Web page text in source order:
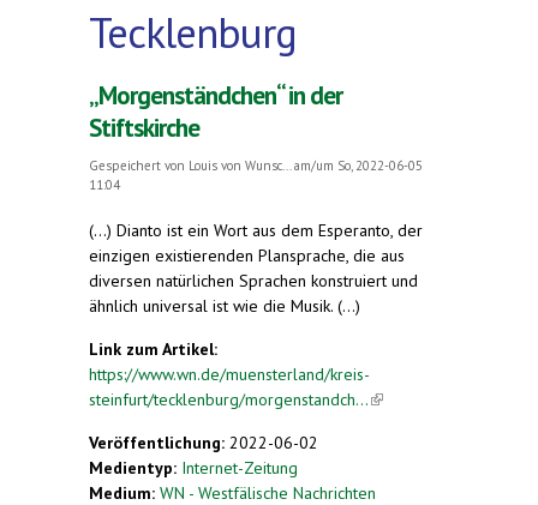
Tecklenburg
„Morgenständchen“ in der
Stiftskirche
Gespeichert von Louis von Wunsc...
am/um So, 2022-06-05
11:04
(...) Dianto ist ein Wort aus dem Esperanto, der
einzigen existierenden Plansprache, die aus
diversen natürlichen Sprachen konstruiert und
ähnlich universal ist wie die Musik. (...)
Link zum Artikel:
https://www.wn.de/muensterland/kreis-
steinfurt/tecklenburg/morgenstandch...(link is
Veröffentlichung: 2022-06-02
Medientyp: Internet-Zeitung
Medium: WN - Westfälische Nachrichten